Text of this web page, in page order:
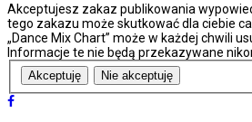
Akceptujesz zakaz publikowania
tego zakazu może skutkować dla ciebie
„Dance Mix Chart” może w każdej chwili
Informacje te nie będą przekazywane